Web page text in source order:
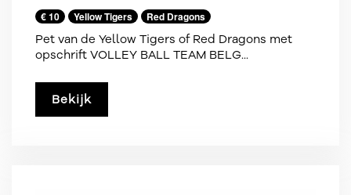
€ 10 Yellow Tigers Red Dragons
Pet van de Yellow Tigers of Red Dragons met
opschrift VOLLEY BALL TEAM BELG...
Bekijk